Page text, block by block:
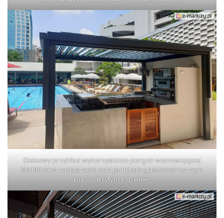
Ciekawy przykład wykorzystania pergoli wolnostojącej
SB400 jako zadaszenia nad punktem gastronomicznym
przy odkrytym basenie.